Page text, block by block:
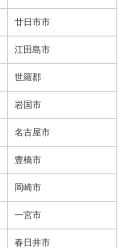
廿日市市
江田島市
世羅郡
岩国市
名古屋市
豊橋市
岡崎市
一宮市
春日井市